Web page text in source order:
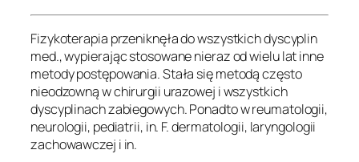
Fizykoterapia przeniknęła do wszystkich dyscyplin
med., wypierając stosowane nieraz od wielu lat inne
metody postępowania. Stała się metodą często
nieodzowną w chirurgii urazowej i wszystkich
dyscyplinach zabiegowych. Ponadto w reumatologii,
neurologii, pediatrii, in. F. dermatologii, laryngologii
zachowawczej i in.